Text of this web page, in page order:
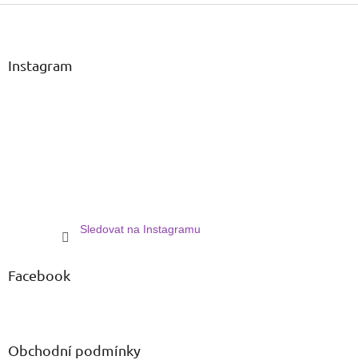
Z
Instagram
Sledovat na Instagramu
Facebook
Obchodní podmínky